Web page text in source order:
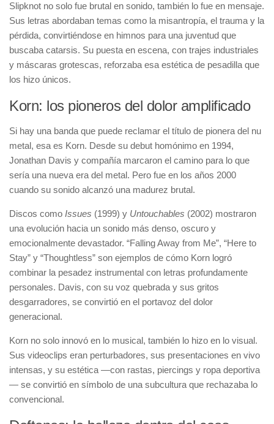
Slipknot no solo fue brutal en sonido, también lo fue en mensaje.
Sus letras abordaban temas como la misantropía, el trauma y la
pérdida, convirtiéndose en himnos para una juventud que
buscaba catarsis. Su puesta en escena, con trajes industriales
y máscaras grotescas, reforzaba esa estética de pesadilla que
los hizo únicos.
Korn: los pioneros del dolor amplificado
Si hay una banda que puede reclamar el título de pionera del nu
metal, esa es Korn. Desde su debut homónimo en 1994,
Jonathan Davis y compañía marcaron el camino para lo que
sería una nueva era del metal. Pero fue en los años 2000
cuando su sonido alcanzó una madurez brutal.
Discos como Issues (1999) y Untouchables (2002) mostraron
una evolución hacia un sonido más denso, oscuro y
emocionalmente devastador. “Falling Away from Me”, “Here to
Stay” y “Thoughtless” son ejemplos de cómo Korn logró
combinar la pesadez instrumental con letras profundamente
personales. Davis, con su voz quebrada y sus gritos
desgarradores, se convirtió en el portavoz del dolor
generacional.
Korn no solo innovó en lo musical, también lo hizo en lo visual.
Sus videoclips eran perturbadores, sus presentaciones en vivo
intensas, y su estética —con rastas, piercings y ropa deportiva
— se convirtió en símbolo de una subcultura que rechazaba lo
convencional.